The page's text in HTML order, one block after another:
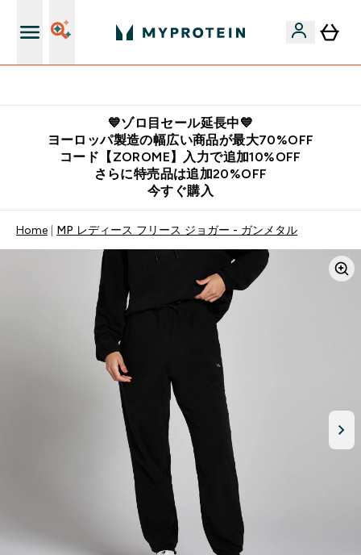
💙ゾロ目セール延長中💙
ヨーロッパ製造の幅広い商品が最大70%OFF
コード【ZOROME】入力で追加10%OFF
さらに特売品は追加20%OFF
今すぐ購入
Home MP レディース フリース ジョガー - ガンメタル